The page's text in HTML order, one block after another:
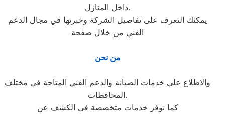
داخل المنازل.
يمكنك التعرف على تفاصيل الشركة وخبرتها في مجال الدعم
الفني من خلال صفحة
من نحن
والاطلاع على خدمات الصيانة والدعم الفني المتاحة في مختلف
المحافظات.
كما نوفر خدمات متخصصة في الكشف عن